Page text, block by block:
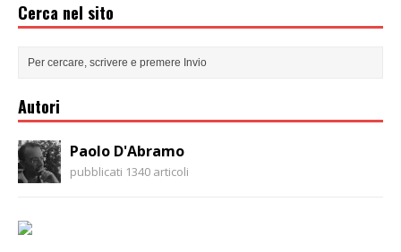
Cerca nel sito
Autori
Paolo D'Abramo
pubblicati 1340 articoli